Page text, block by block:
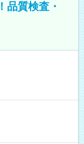
品質検査・